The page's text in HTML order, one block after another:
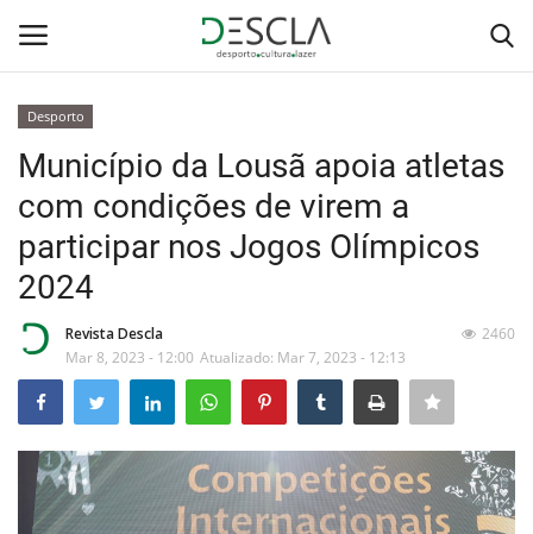
Home
...by Descla
Desporto
Contactos
Sobre Nós
Educação
Desporto
Município da Lousã apoia atletas
com condições de virem a
participar nos Jogos Olímpicos
2024
Revista Descla
Mar 8, 2023 - 12:00 Atualizado: Mar 7, 2023 - 12:13
2460